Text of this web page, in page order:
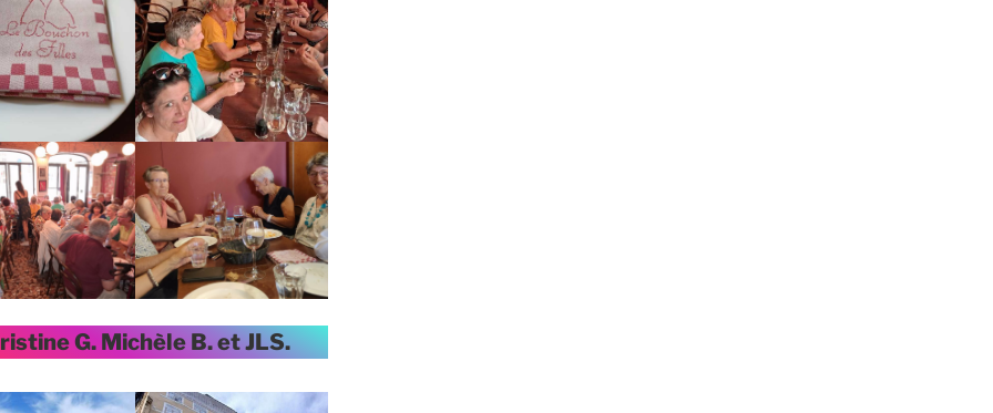
G. Michèle B. et JLS.